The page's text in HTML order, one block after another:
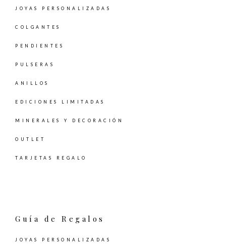
JOYAS PERSONALIZADAS
COLGANTES
PENDIENTES
PULSERAS
ANILLOS
EDICIONES LIMITADAS
MINERALES Y DECORACIÓN
OUTLET
TARJETAS REGALO
Guía de Regalos
JOYAS PERSONALIZADAS